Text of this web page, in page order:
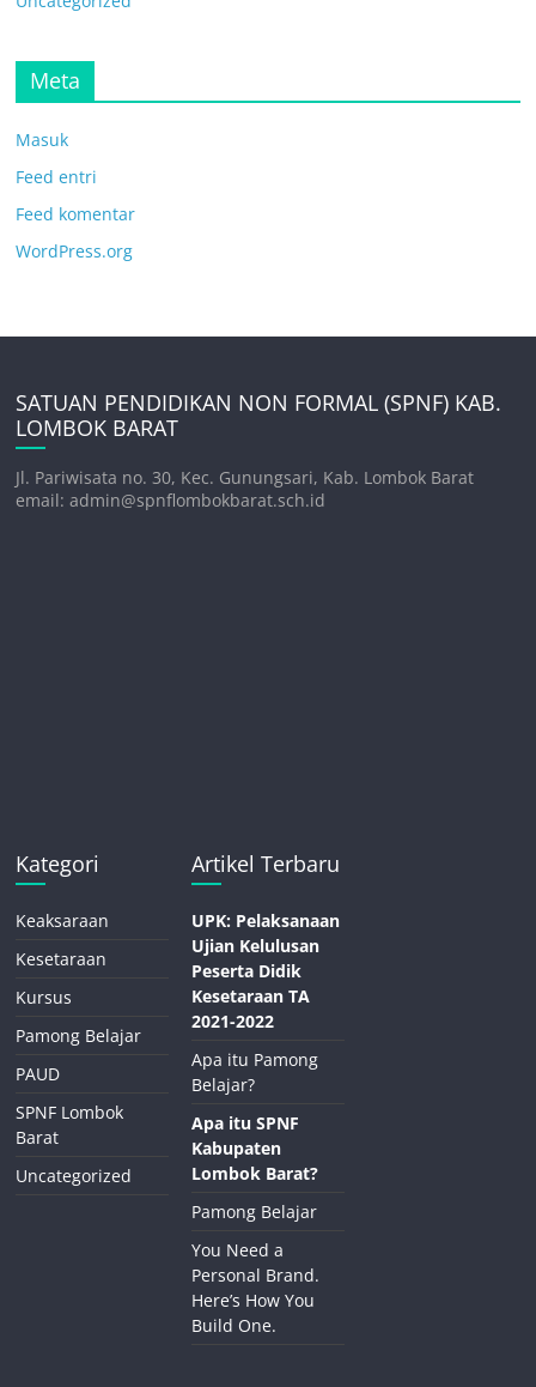
Meta
Masuk
Feed entri
Feed komentar
WordPress.org
SATUAN PENDIDIKAN NON FORMAL (SPNF) KAB.
LOMBOK BARAT
Jl. Pariwisata no. 30, Kec. Gunungsari, Kab. Lombok Barat
email: admin@spnflombokbarat.sch.id
Kategori
Keaksaraan
Kesetaraan
Kursus
Pamong Belajar
PAUD
SPNF Lombok
Barat
Uncategorized
Artikel Terbaru
UPK: Pelaksanaan
Ujian Kelulusan
Peserta Didik
Kesetaraan TA
2021-2022
Apa itu Pamong
Belajar?
Apa itu SPNF
Kabupaten
Lombok Barat?
Pamong Belajar
You Need a
Personal Brand.
Here’s How You
Build One.